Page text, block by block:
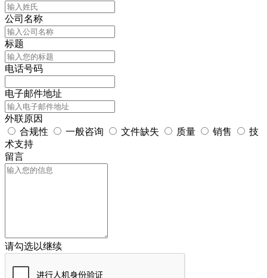
公司名称
标题
电话号码
电子邮件地址
外联原因
合规性
一般咨询 文件缺失 质量 销售
技
术支持
留言
请勾选以继续